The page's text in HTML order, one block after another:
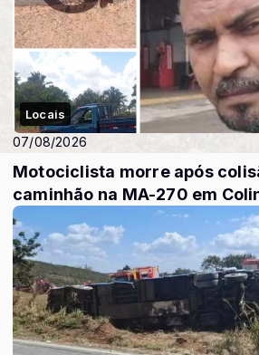
Locais
07/08/2026
Motociclista morre após
caminhão na MA-270 em